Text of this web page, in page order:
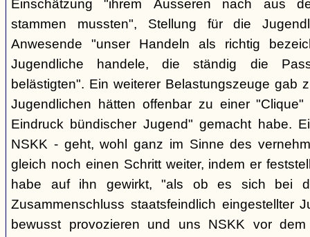
Einschätzung "ihrem Äusseren nach aus
stammen mussten", Stellung für die
Anwesende "unser Handeln als richtig
Jugendliche handele, die ständig die
belästigten". Ein weiterer Belastungszeuge gab
Jugendlichen hätten offenbar zu einer
Eindruck bündischer Jugend" gemacht habe.
NSKK - geht, wohl ganz im Sinne des
gleich noch einen Schritt weiter, indem er
habe auf ihn gewirkt, "als ob es sich bei
Zusammenschluss staatsfeindlich eingestellter
bewusst provozieren und uns NSKK vor dem